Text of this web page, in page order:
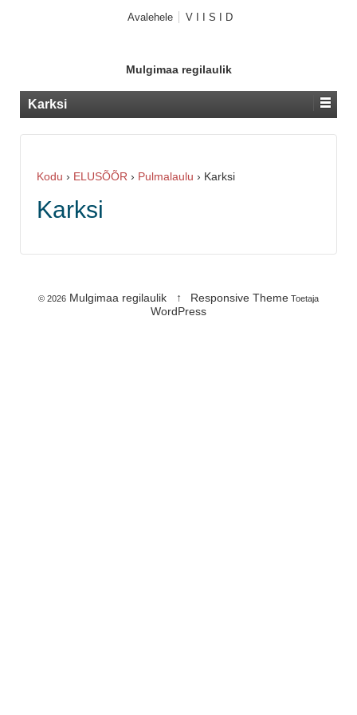
Avalehele V I I S I D
Mulgimaa regilaulik
Karksi
Kodu › ELUSÕÕR › Pulmalaulu › Karksi
Karksi
© 2026Mulgimaa regilaulik ↑ Responsive Theme Toetaja
WordPress